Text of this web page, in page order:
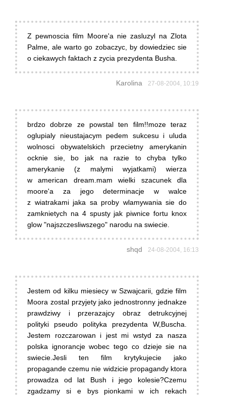
Z pewnoscia film Moore'a nie zasluzyl na Zlota
Palme, ale warto go zobaczyc, by dowiedziec sie
o ciekawych faktach z zycia prezydenta Busha.
Karolina 27-08-2004, 10:19
brdzo dobrze ze powstal ten film!!moze teraz
oglupialy nieustajacym pedem sukcesu i uluda
wolnosci obywatelskich przecietny amerykanin
ocknie sie, bo jak na razie to chyba tylko
amerykanie (z malymi wyjatkami) wierza
w american dream.mam wielki szacunek dla
moore'a za jego determinacje w walce
z wiatrakami jaka sa proby wlamywania sie do
zamknietych na 4 spusty jak piwnice fortu knox
glow "najszczesliwszego" narodu na swiecie.
shqd 24-08-2004, 16:13
Jestem od kilku miesiecy w Szwajcarii, gdzie film
Moora zostal przyjety jako jednostronny jednakze
prawdziwy i przerazajcy obraz detrukcyjnej
polityki pseudo polityka prezydenta W,Buscha.
Jestem rozczarowan i jest mi wstyd za nasza
polska ignorancje wobec tego co dzieje sie na
swiecie.Jesli ten film krytykujecie jako
propagande czemu nie widzicie propagandy ktora
prowadza od lat Bush i jego kolesie?Czemu
zgadzamy si e bys pionkami w ich rekach